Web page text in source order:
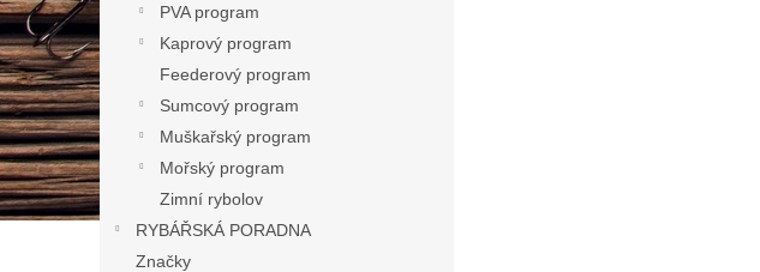
PVA program
Kaprový program
Feederový program
Sumcový program
Muškařský program
Mořský program
Zimní rybolov
RYBÁŘSKÁ PORADNA
Značky